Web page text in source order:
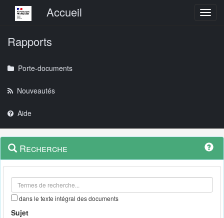
Menu principalAccueil
Rapports
Porte-documents
Nouveautés
Aide
Navigation
outils
Menu
contextuel
Recherche
dans le texte intégral des documents
Sujet